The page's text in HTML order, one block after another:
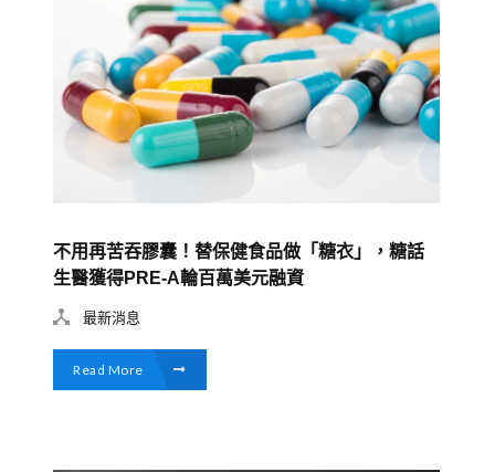
不用再苦吞膠囊！替保健食品做「糖衣」，糖話
生醫獲得PRE-A輪百萬美元融資
最新消息
Read More